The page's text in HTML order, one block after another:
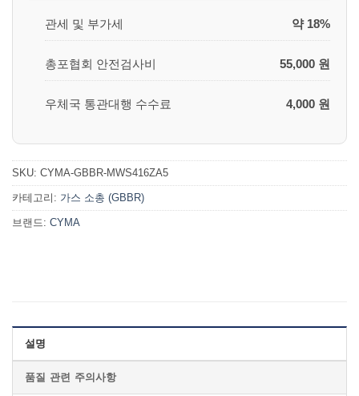
관세 및 부가세 약 18%
총포협회 안전검사비 55,000 원
우체국 통관대행 수수료 4,000 원
SKU: CYMA-GBBR-MWS416ZA5
카테고리: 가스 소총 (GBBR)
브랜드: CYMA
설명
품질 관련 주의사항